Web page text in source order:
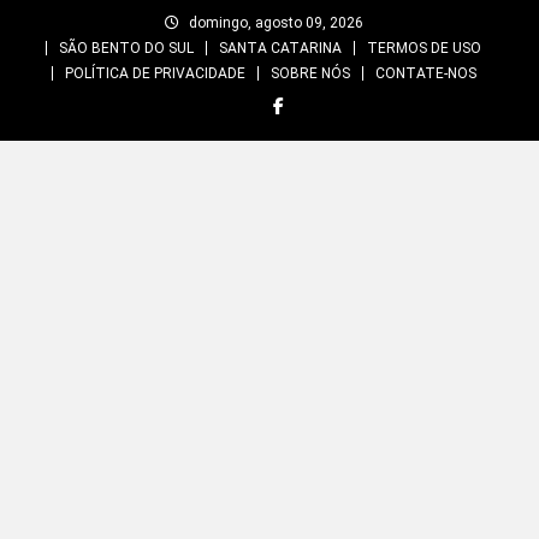
domingo, agosto 09, 2026
SÃO BENTO DO SUL
SANTA CATARINA
TERMOS DE USO
POLÍTICA DE PRIVACIDADE
SOBRE NÓS CONTATE-NOS